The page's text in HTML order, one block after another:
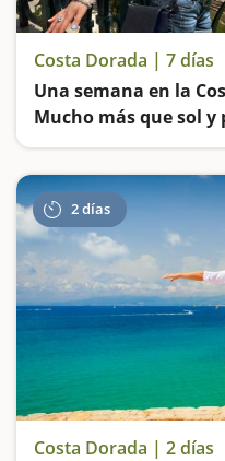
Costa Dorada | 7 días
Una semana en la
Mucho más que sol y
2 días
Costa Dorada | 2 días